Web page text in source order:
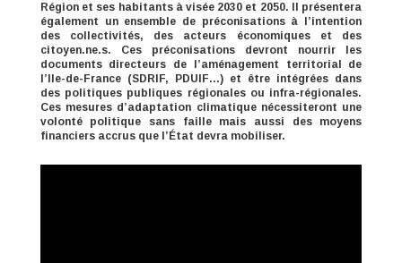
Région et ses habitants à visée 2030 et 2050. Il présentera
également un ensemble de préconisations à l’intention
des collectivités, des acteurs économiques et des
citoyen.ne.s. Ces préconisations devront nourrir les
documents directeurs de l’aménagement territorial de
l’Ile-de-France (SDRIF, PDUIF…) et être intégrées dans
des politiques publiques régionales ou infra-régionales.
Ces mesures d’adaptation climatique nécessiteront une
volonté politique sans faille mais aussi des moyens
financiers accrus que l’État devra mobiliser.